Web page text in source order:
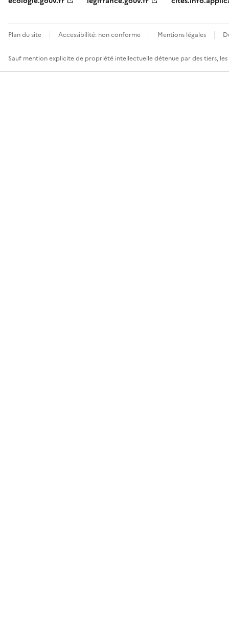
Plan du site Accessibilité: non conforme Mentions légales
Sauf mention explicite de propriété intellectuelle détenue par des tiers,